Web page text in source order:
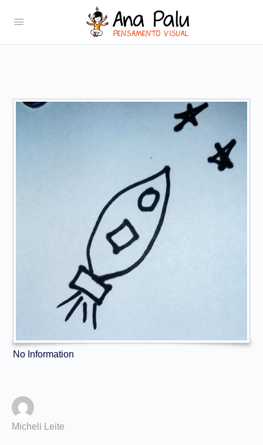
No Information
Micheli Leite